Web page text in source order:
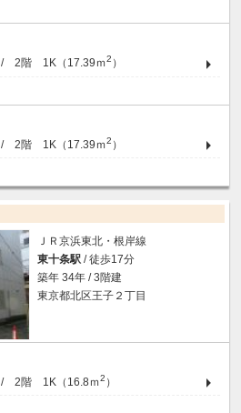
/ 2階 1K（17.39ｍ2 ）
/ 2階 1K（17.39ｍ2 ）
ＪＲ京浜東北・根岸線
東十条駅 / 徒歩17分
築年 34年 / 3階建
東京都北区王子２丁目
/ 2階 1K（16.8ｍ2 ）